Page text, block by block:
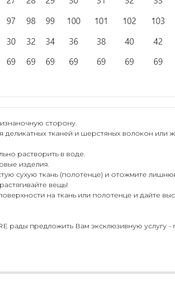
сторону.
деликатных тканей и шерстяных волокон или
растворить в воде.
изделия.
сухую ткань (полотенце) и отожмите
вещь!
на ткань или полотенце и дайте
рады предложить Вам эксклюзивную услугу